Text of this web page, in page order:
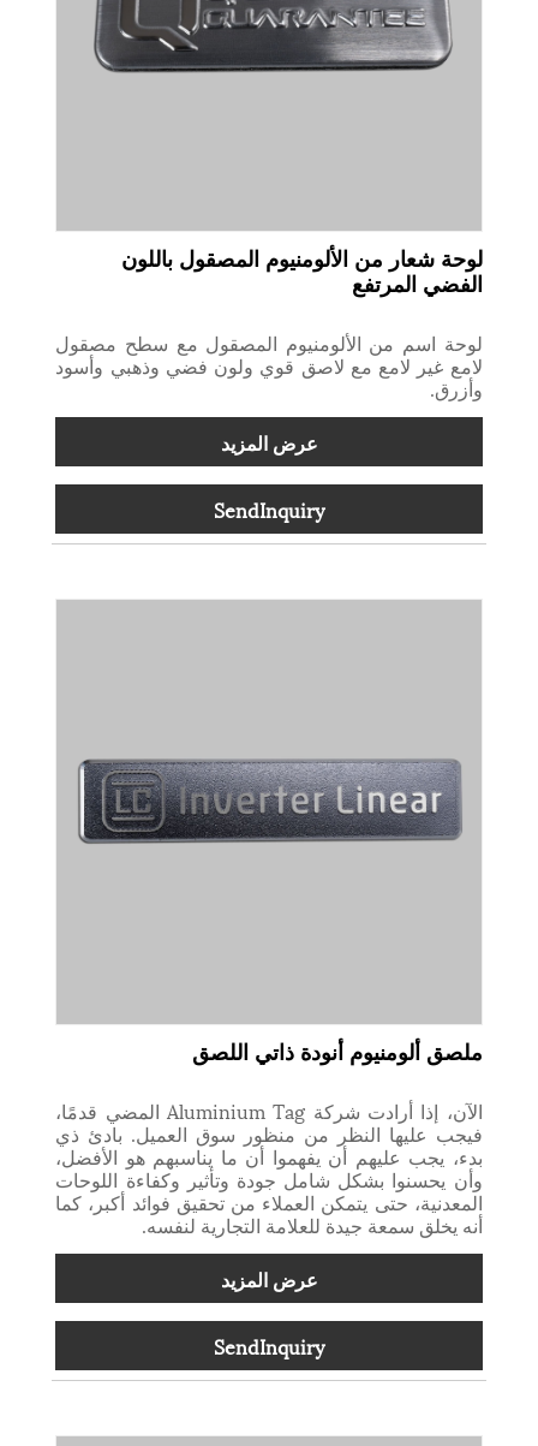
لوحة شعار من الألومنيوم المصقول باللون
الفضي المرتفع
لوحة اسم من الألومنيوم المصقول مع سطح مصقول
لامع غير لامع مع لاصق قوي ولون فضي وذهبي وأسود
وأزرق.
عرض المزيد
SendInquiry
ملصق ألومنيوم أنودة ذاتي اللصق
الآن، إذا أرادت شركة Aluminium Tag المضي قدمًا،
فيجب عليها النظر من منظور سوق العميل. بادئ ذي
بدء، يجب عليهم أن يفهموا أن ما يناسبهم هو الأفضل،
وأن يحسنوا بشكل شامل جودة وتأثير وكفاءة اللوحات
المعدنية، حتى يتمكن العملاء من تحقيق فوائد أكبر، كما
أنه يخلق سمعة جيدة للعلامة التجارية لنفسه.
عرض المزيد
SendInquiry